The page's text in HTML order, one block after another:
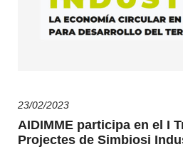
23/02/2023
AIDIMME participa en el I
Projectes de Simbiosi